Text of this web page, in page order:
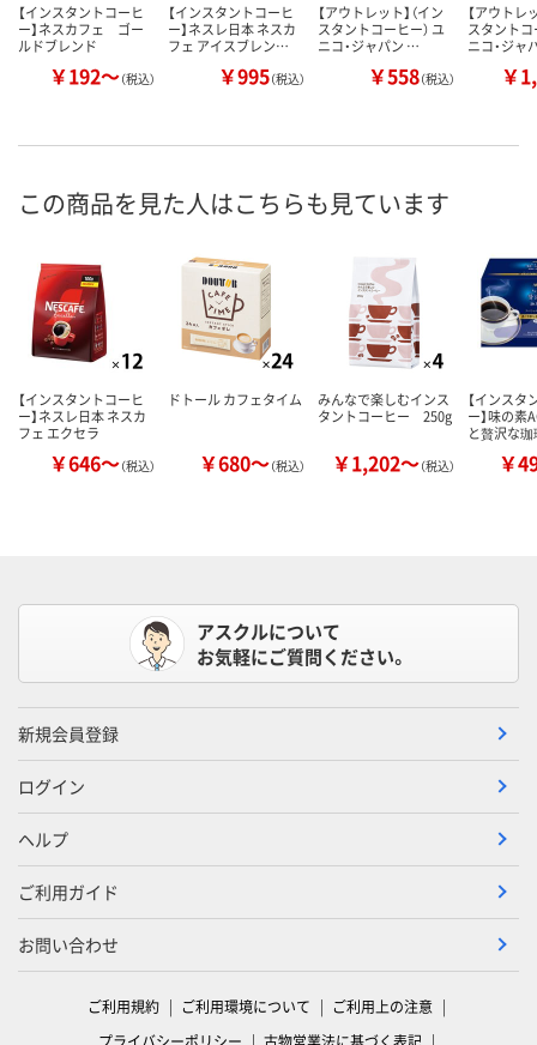
【インスタントコーヒ
ー】ネスカフェ ゴー
ルドブレンド
￥192～（税込）
【インスタントコーヒ
ー】ネスレ日本 ネスカ
フェ アイスブレン…
￥995（税込）
【アウトレット】（イン
スタントコーヒー） ユ
ニコ・ジャパン …
￥558（税込）
【アウトレ
スタントコ
ニコ・ジャ
￥
この商品を見た人はこちらも見ています
【インスタントコーヒ
ー】ネスレ日本 ネスカ
フェ エクセラ
￥646～（税込）
ドトール カフェタイム
￥680～（税込）
みんなで楽しむインス
タントコーヒー 250g
￥1,202～（税込）
【インスタ
ー】味の素
と贅沢な
￥
アスクルについて
お気軽にご質問ください。
新規会員登録
ログイン
ヘルプ
ご利用ガイド
お問い合わせ
ご利用規約 ご利用環境について
ご利用上の注意
プライバシーポリシー
古物営業法に基づく表記